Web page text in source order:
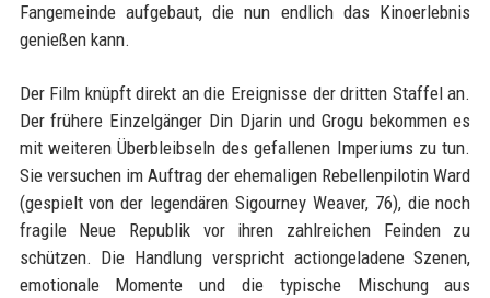
Fangemeinde aufgebaut, die nun endlich das Kinoerlebnis
genießen kann.
Der Film knüpft direkt an die Ereignisse der dritten Staffel an.
Der frühere Einzelgänger Din Djarin und Grogu bekommen es
mit weiteren Überbleibseln des gefallenen Imperiums zu tun.
Sie versuchen im Auftrag der ehemaligen Rebellenpilotin Ward
(gespielt von der legendären Sigourney Weaver, 76), die noch
fragile Neue Republik vor ihren zahlreichen Feinden zu
schützen. Die Handlung verspricht actiongeladene Szenen,
emotionale Momente und die typische Mischung aus